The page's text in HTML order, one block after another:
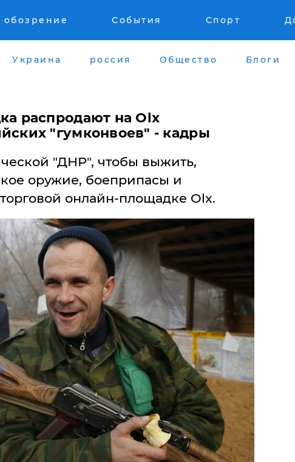
обозрение События Спорт
Украина россия Общество Блоги
распродают на Olx
"гумконвоев" - кадры
"ДНР", чтобы выжить,
оружие, боеприпасы и
онлайн-площадке Olx.